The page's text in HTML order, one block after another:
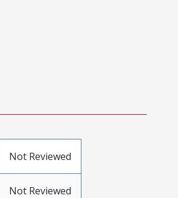
Not Reviewed
Not Reviewed